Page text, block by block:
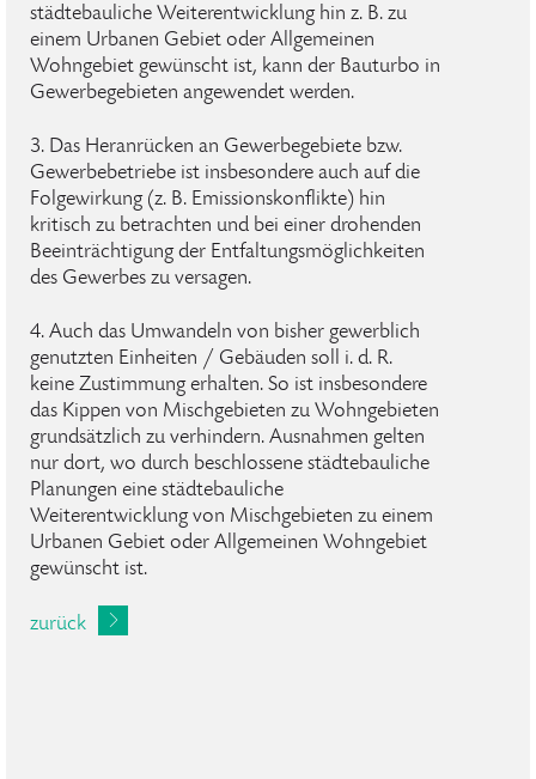
städtebauliche Weiterentwicklung hin z. B. zu
einem Urbanen Gebiet oder Allgemeinen
Wohngebiet gewünscht ist, kann der Bauturbo in
Gewerbegebieten angewendet werden.
3. Das Heranrücken an Gewerbegebiete bzw.
Gewerbebetriebe ist insbesondere auch auf die
Folgewirkung (z. B. Emissionskonflikte) hin
kritisch zu betrachten und bei einer drohenden
Beeinträchtigung der Entfaltungsmöglichkeiten
des Gewerbes zu versagen.
4. Auch das Umwandeln von bisher gewerblich
genutzten Einheiten / Gebäuden soll i. d. R.
keine Zustimmung erhalten. So ist insbesondere
das Kippen von Mischgebieten zu Wohngebieten
grundsätzlich zu verhindern. Ausnahmen gelten
nur dort, wo durch beschlossene städtebauliche
Planungen eine städtebauliche
Weiterentwicklung von Mischgebieten zu einem
Urbanen Gebiet oder Allgemeinen Wohngebiet
gewünscht ist.
zurück